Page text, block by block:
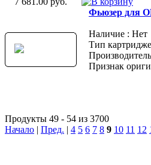
Фьюзер для
Наличие : Нет
Тип
Признак
Продукты 49 - 54 из 3700
Начало | Пред. | 4 5 6 7 8 9 10 11 12